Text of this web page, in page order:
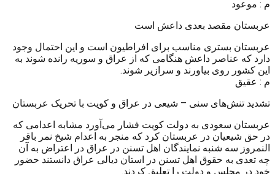
م : موعود
عربستان مقصد بعدی داعش است
عربستان بستری مناسب برای افراطیون است و این احتمال وجود
دارد که عناصر داعش هنگامی که از عراق و سوریه رانده شوند به
این کشور روی بیاورند و سرازیر شوند.
م : عقیق
تشدید تنش‌های سنی – شیعی در عراق و کویت با تحریک عربستان
عربستان سعودی به دولت کویت فشار می‌آورد مشابه اعدامی که
در حق شیعیان در عربستان کرد که منجر به اعدام شیخ نمر باقر
النمروز سه شنبه نمایندگان اهل تسنن در عراق در اعتراض به آن
چه تعدی به حقوق اهل تسنن در استان دیالی عراق دانستند حضور
خود در مجلس و دولت را تعلیق کردند.